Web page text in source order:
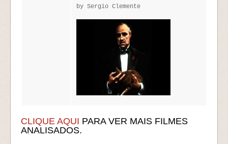
by Sergio Clemente
CLIQUE AQUI PARA VER MAIS FILMES
ANALISADOS.